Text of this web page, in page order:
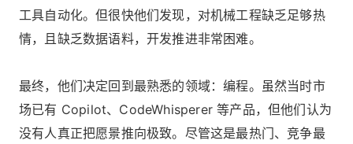
工具自动化。但很快他们发现，对机械工程缺乏足够热
情，且缺乏数据语料，开发推进非常困难。
最终，他们决定回到最熟悉的领域：编程。虽然当时市
场已有 Copilot、CodeWhisperer 等产品，但他们认为
没有人真正把愿景推向极致。尽管这是最热门、竞争最